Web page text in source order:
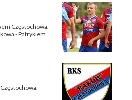
Częstochowa.
- Patrykiem